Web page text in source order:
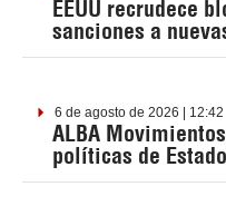
EEUU recrudece
sanciones a
6 de agosto de 2026 | 12:42
ALBA
políticas de